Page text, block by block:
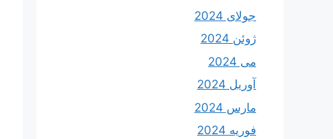
جولای 2024
ژوئن 2024
می 2024
آوریل 2024
مارس 2024
فوریه 2024